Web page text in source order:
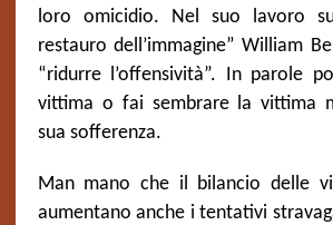
loro omicidio. Nel suo lavoro
restauro dell’immagine” William
“ridurre l’offensività”. In parole
vittima o fai sembrare la vittima
sua sofferenza.
Man mano che il bilancio delle
aumentano anche i tentativi